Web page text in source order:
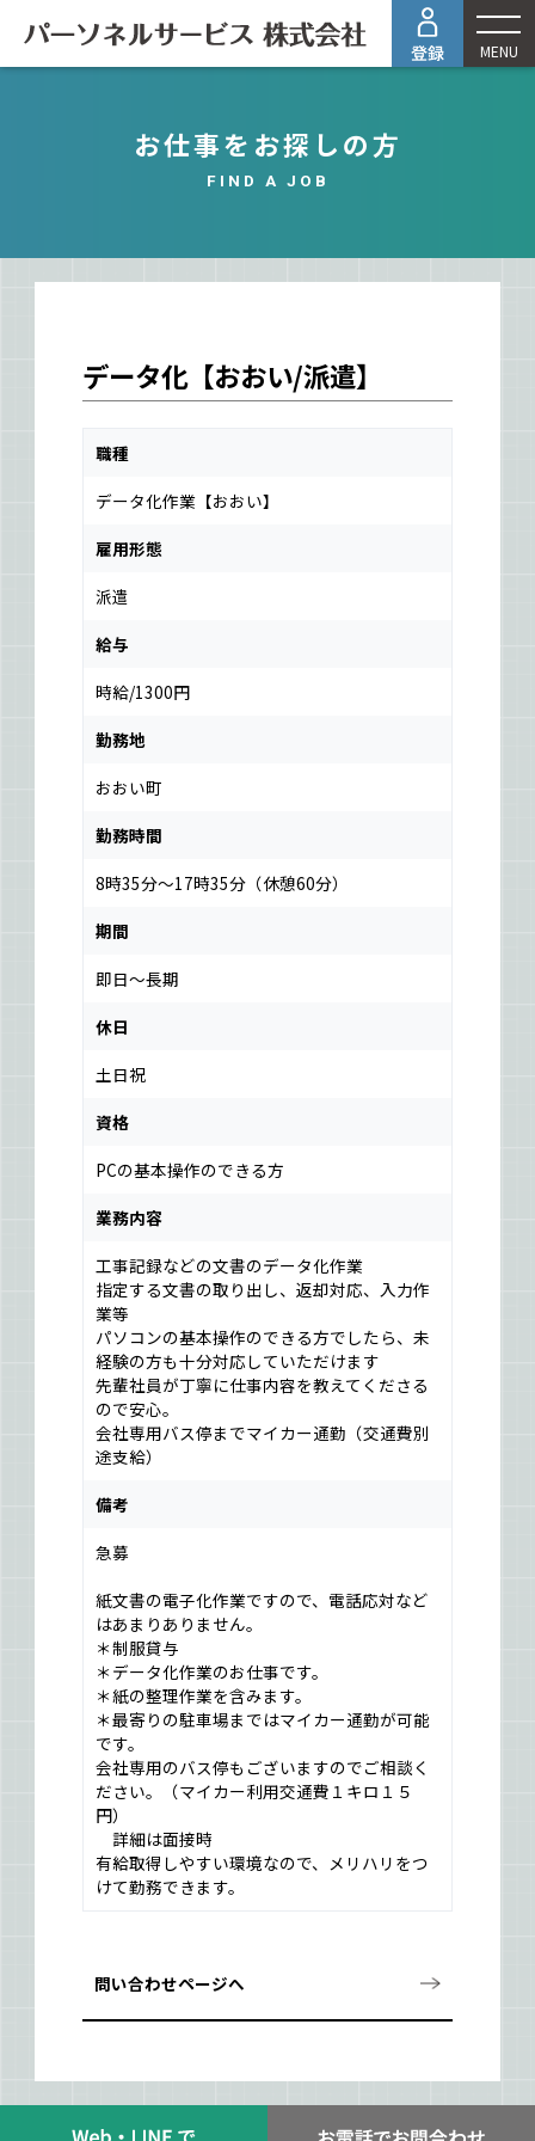
MENU
お仕事をお探しの方
FIND A JOB
データ化【おおい/派遣】
職種
データ化作業【おおい】
雇用形態
派遣
給与
時給/1300円
勤務地
おおい町
勤務時間
8時35分～17時35分（休憩60分）
期間
即日～長期
休日
土日祝
資格
PCの基本操作のできる方
業務内容
工事記録などの文書のデータ化作業
指定する文書の取り出し、返却対応、入力作
業等
パソコンの基本操作のできる方でしたら、未
経験の方も十分対応していただけます
先輩社員が丁寧に仕事内容を教えてくださる
ので安心。
会社専用バス停までマイカー通勤（交通費別
途支給）
備考
急募
紙文書の電子化作業ですので、電話応対など
はあまりありません。
＊制服貸与
＊データ化作業のお仕事です。
＊紙の整理作業を含みます。
＊最寄りの駐車場まではマイカー通勤が可能
です。
会社専用のバス停もございますのでご相談く
ださい。（マイカー利用交通費１キロ１５
円）
詳細は面接時
有給取得しやすい環境なので、メリハリをつ
けて勤務できます。
問い合わせページへ